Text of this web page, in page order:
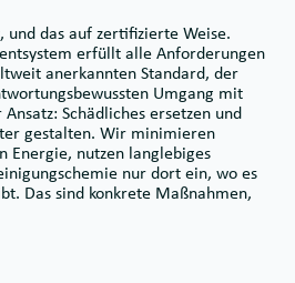
das auf zertifizierte Weise.
erfüllt alle Anforderungen
anerkannten Standard, der
Umgang mit
Schädliches ersetzen und
gestalten. Wir minimieren
Energie, nutzen langlebiges
nur dort ein, wo es
Das sind konkrete Maßnahmen,